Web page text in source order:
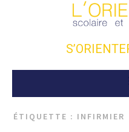
ÉTIQUETTE : INFIRMIER